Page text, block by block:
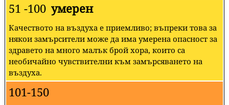
51 -100 умерен
Качеството на въздуха е приемливо; въпреки това за
някои замърсители може да има умерена опасност за
здравето на много малък брой хора, които са
необичайно чувствителни към замърсяването на
въздуха.
101-150